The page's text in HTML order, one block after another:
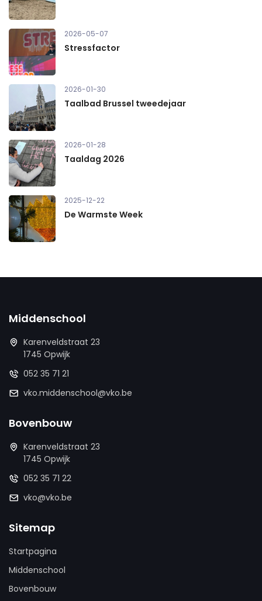
2026-05-07
Stressfactor
2026-01-30
Taalbad Brussel tweedejaar
2026-01-28
Taaldag 2026
2025-12-22
De Warmste Week
Middenschool
Karenveldstraat 23
1745 Opwijk
052 35 71 21
vko.middenschool@vko.be
Bovenbouw
Karenveldstraat 23
1745 Opwijk
052 35 71 22
vko@vko.be
Sitemap
Startpagina
Middenschool
Bovenbouw